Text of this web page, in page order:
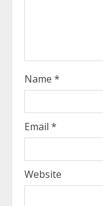
d
i
n
g
Name *
Email *
Website